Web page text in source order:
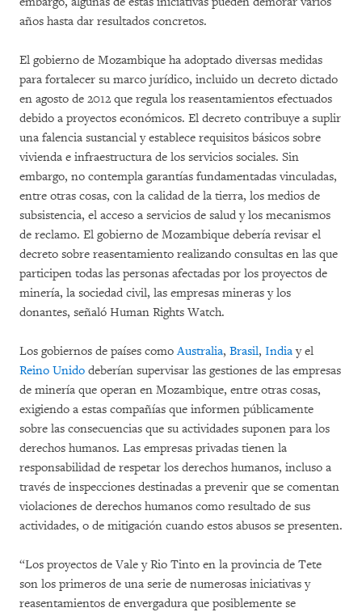
años hasta dar resultados concretos.
El gobierno de Mozambique ha adoptado diversas medidas
para fortalecer su marco jurídico, incluido un decreto dictado
en agosto de 2012 que regula los reasentamientos efectuados
debido a proyectos económicos. El decreto contribuye a suplir
una falencia sustancial y establece requisitos básicos sobre
vivienda e infraestructura de los servicios sociales. Sin
embargo, no contempla garantías fundamentadas vinculadas,
entre otras cosas, con la calidad de la tierra, los medios de
subsistencia, el acceso a servicios de salud y los mecanismos
de reclamo. El gobierno de Mozambique debería revisar el
decreto sobre reasentamiento realizando consultas en las que
participen todas las personas afectadas por los proyectos de
minería, la sociedad civil, las empresas mineras y los
donantes, señaló Human Rights Watch.
Los gobiernos de países comoAustralia, Brasil, Indiay el
Reino Unido deberían supervisar las gestiones de las empresas
de minería que operan en Mozambique, entre otras cosas,
exigiendo a estas compañías que informen públicamente
sobre las consecuencias que su actividades suponen para los
derechos humanos. Las empresas privadas tienen la
responsabilidad de respetar los derechos humanos, incluso a
través de inspecciones destinadas a prevenir que se comentan
violaciones de derechos humanos como resultado de sus
actividades, o de mitigación cuando estos abusos se presenten.
“Los proyectos de Vale y Rio Tinto en la provincia de Tete
son los primeros de una serie de numerosas iniciativas y
reasentamientos de envergadura que posiblemente se